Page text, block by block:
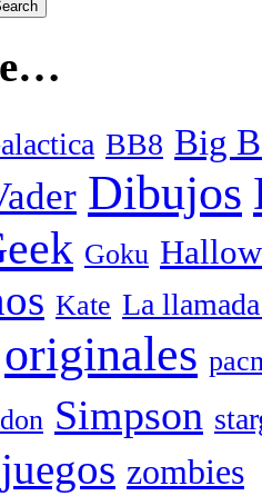
BB8 Big
Dibujos
Goku
Kate La
originales
Simpson
zombies